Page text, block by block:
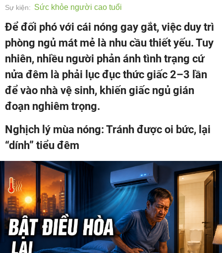
Sự kiện: Sức khỏe người cao tuổi
Để đối phó với cái nóng gay gắt, việc duy trì
phòng ngủ mát mẻ là nhu cầu thiết yếu. Tuy
nhiên, nhiều người phản ánh tình trạng cứ
nửa đêm là phải lục đục thức giấc 2–3 lần
để vào nhà vệ sinh, khiến giấc ngủ gián
đoạn nghiêm trọng.
Nghịch lý mùa nóng: Tránh được oi bức, lại
“dính” tiểu đêm